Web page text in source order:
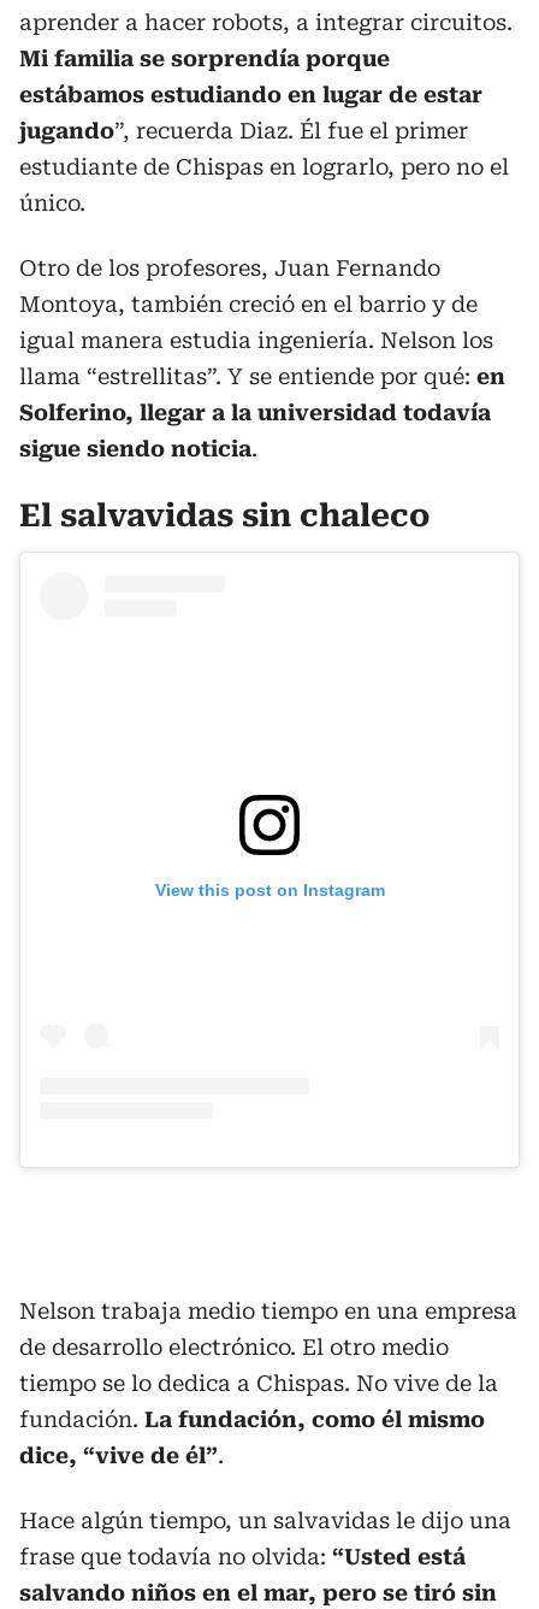
aprender a hacer robots, a integrar circuitos.
Mi familia se sorprendía porque
estábamos estudiando en lugar de estar
jugando”, recuerda Diaz. Él fue el primer
estudiante de Chispas en lograrlo, pero no el
único.
Otro de los profesores, Juan Fernando
Montoya, también creció en el barrio y de
igual manera estudia ingeniería. Nelson los
llama “estrellitas”. Y se entiende por qué: en
Solferino, llegar a la universidad todavía
sigue siendo noticia.
El salvavidas sin chaleco
View this post on Instagram
Nelson trabaja medio tiempo en una empresa
de desarrollo electrónico. El otro medio
tiempo se lo dedica a Chispas. No vive de la
fundación. La fundación, como él mismo
dice, “vive de él”.
Hace algún tiempo, un salvavidas le dijo una
frase que todavía no olvida: “Usted está
salvando niños en el mar, pero se tiró sin